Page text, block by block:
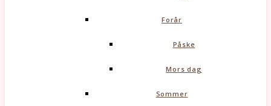
Forår
Påske
Mors dag
Sommer